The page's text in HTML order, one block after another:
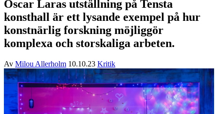
Oscar Laras utställning på Tensta
konsthall är ett lysande exempel på hur
konstnärlig forskning möjliggör
komplexa och storskaliga arbeten.
Av Milou Allerholm 10.10.23 Kritik